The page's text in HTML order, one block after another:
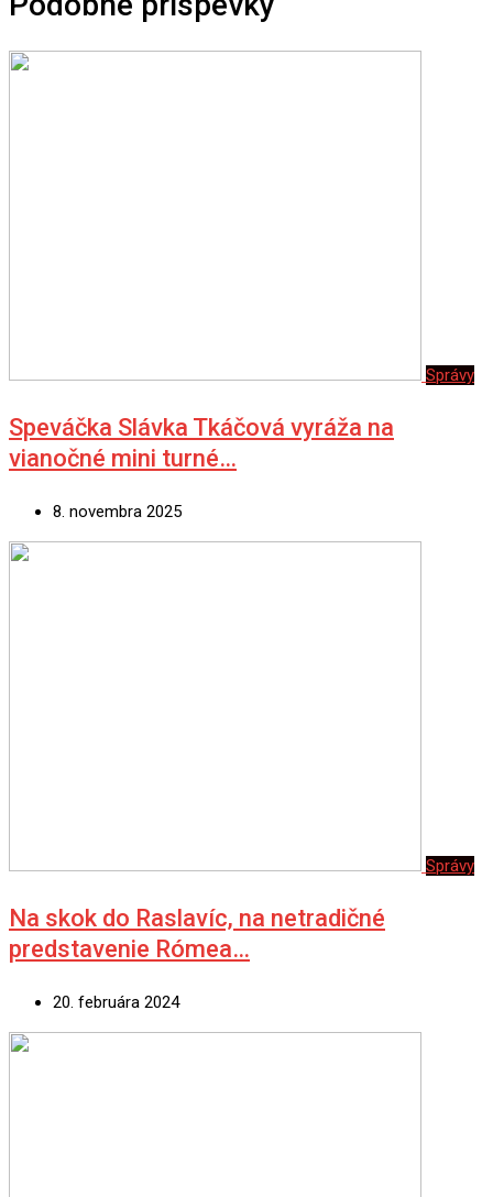
Správy
Speváčka Slávka Tkáčová vyráža na
vianočné mini turné…
8. novembra 2025
Správy
Na skok do Raslavíc, na netradičné
predstavenie Rómea…
20. februára 2024